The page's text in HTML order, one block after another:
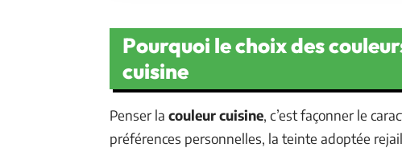
Pourquoi le choix des
cuisine
Penser la couleur cuisine, c’est façonner le
préférences personnelles, la teinte adoptée